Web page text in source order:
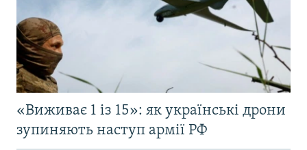
«Виживає 1 із 15»: як українські дрони
зупиняють наступ армії РФ